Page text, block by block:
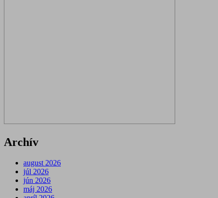
Archív
august 2026
júl 2026
jún 2026
máj 2026